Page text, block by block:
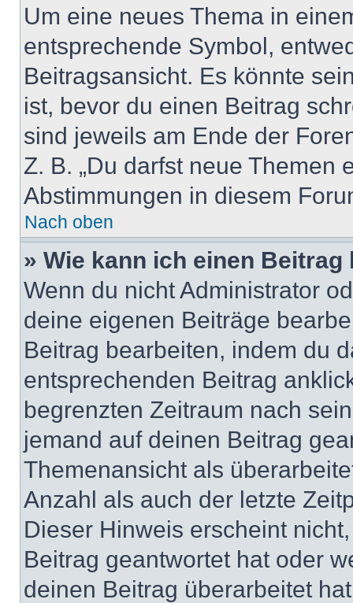
Um eine neues Thema in
entsprechende Symbol,
Beitragsansicht. Es könnte
ist, bevor du einen Beitrag
sind jeweils am Ende der
Z. B. „Du darfst neue Themen
Abstimmungen in diesem
Nach oben
» Wie kann ich einen
Wenn du nicht Administrator
deine eigenen Beiträge
Beitrag bearbeiten, indem du
entsprechenden Beitrag
begrenzten Zeitraum nach
jemand auf deinen Beitrag
Themenansicht als
Anzahl als auch der letzte
Dieser Hinweis erscheint
Beitrag geantwortet hat oder
deinen Beitrag überarbeitet